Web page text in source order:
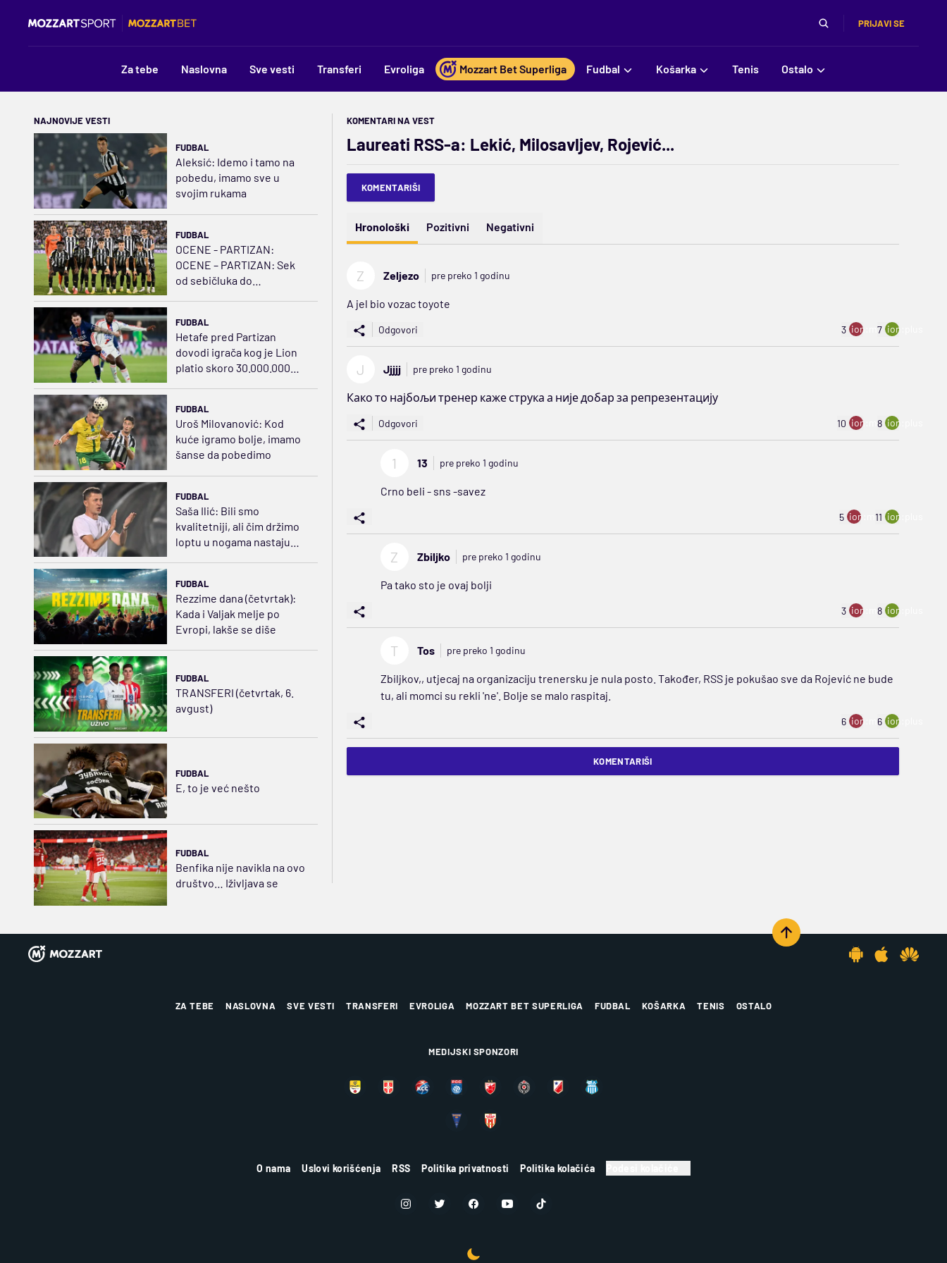
PRIJAVI SE
Za tebe Naslovna Sve vesti Transferi Evroliga Mozzart Bet Superliga Fudbal Košarka Tenis Ostalo
NAJNOVIJE VESTI
FUDBAL
Aleksić: Idemo i tamo na
pobedu, imamo sve u
svojim rukama
FUDBAL
OCENE - PARTIZAN:
OCENE – PARTIZAN: Sek
od sebičluka do
FUDBAL
Hetafe pred Partizan
dovodi igrača kog je Lion
platio skoro 30.000.000
FUDBAL
Uroš Milovanović: Kod
kuće igramo bolje, imamo
šanse da pobedimo
FUDBAL
Saša Ilić: Bili smo
kvalitetniji, ali čim držimo
loptu u nogama nastaju
FUDBAL
Rezzime dana (četvrtak):
Kada i Valjak melje po
Evropi, lakše se diše
FUDBAL
TRANSFERI (četvrtak, 6.
avgust)
FUDBAL
E, to je već nešto
FUDBAL
Benfika nije navikla na ovo
društvo… Iživljava se
KOMENTARI NA VEST
Laureati RSS-a: Lekić, Milosavljev, Rojević...
KOMENTARIŠI
Hronološki Pozitivni Negativni
Z Zeljezo pre preko 1 godinu
A jel bio vozac toyote
Odgovori 3 ion:minus
7 ion:plus
J Jjjjj pre preko 1 godinu
Како то најбољи тренер каже струка а није добар за репрезентацију
Odgovori 10 ion:minus
8 ion:plus
1 13 pre preko 1 godinu
Crno beli - sns -savez
5 ion:minus
11 ion:plus
Z Zbiljko pre preko 1 godinu
Pa tako sto je ovaj bolji
3 ion:minus
8 ion:plus
T Tos pre preko 1 godinu
Zbiljkov,, utjecaj na organizaciju trenersku je nula posto. Također, RSS je pokušao sve da Rojević ne bude
tu, ali momci su rekli 'ne'. Bolje se malo raspitaj.
6 ion:minus
6 ion:plus
KOMENTARIŠI
ZA TEBE NASLOVNA SVE VESTI TRANSFERI EVROLIGA MOZZART BET SUPERLIGA FUDBAL KOŠARKA TENIS OSTALO
MEDIJSKI SPONZORI
O nama Uslovi korišćenja RSS Politika privatnosti Politika kolačića